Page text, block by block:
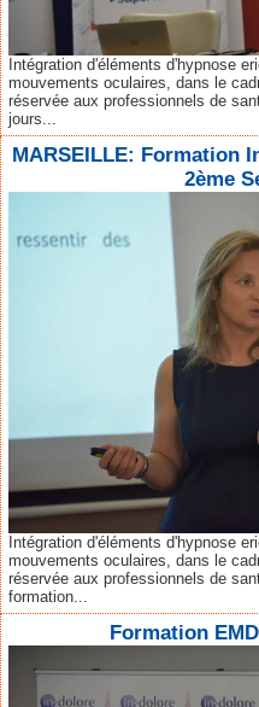
Intégration d'éléments d'hypnose
mouvements oculaires, dans le
réservée aux professionnels de
jours...
MARSEILLE: Formation
2ème
Intégration d'éléments d'hypnose
mouvements oculaires, dans le
réservée aux professionnels de
formation...
Formation